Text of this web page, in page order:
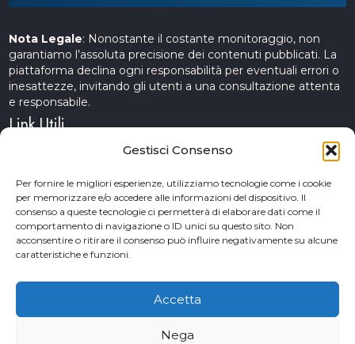
Gestisci Consenso
Per fornire le migliori esperienze, utilizziamo tecnologie come i cookie
per memorizzare e/o accedere alle informazioni del dispositivo. Il
consenso a queste tecnologie ci permetterà di elaborare dati come il
comportamento di navigazione o ID unici su questo sito. Non
acconsentire o ritirare il consenso può influire negativamente su alcune
caratteristiche e funzioni.
Accetta
Nega
Nota Legale: Nonostante il costante monitoraggio, non
garantiamo l’assoluta precisione dei contenuti pubblicati. La
piattaforma declina ogni responsabilità per eventuali errori o
inesattezze, invitando gli utenti a una consultazione attenta
e responsabile.
Link Utili
Servizi Cinematografici
CercAttori
Accademia Arte e Spettacolo